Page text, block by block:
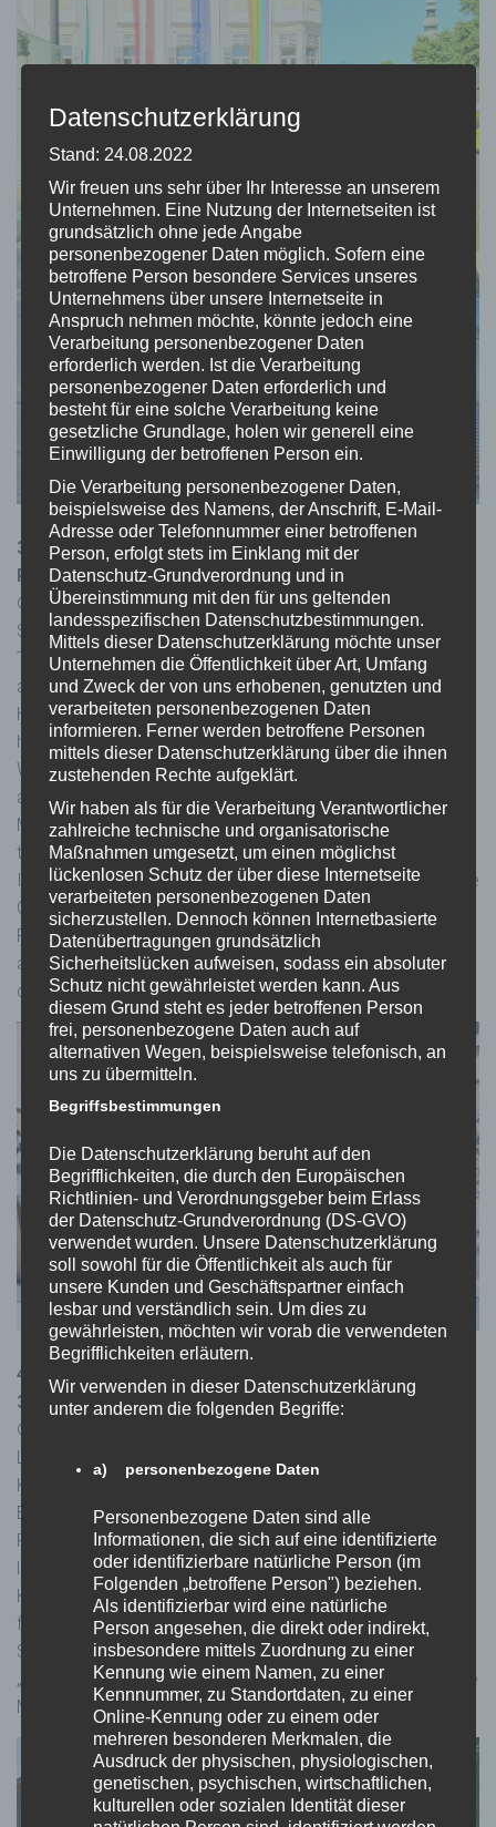
3. Villach zeigt Zivilcourage – 23.7.2021 am
Rathausplatz und am Silbersee
©Stadt Villach – M. Gillner Vzbgm.in Mag.a Gerda
Sandriesser (rechts) und Frauenbeauftragte BA Marie-
Theres Grilltisch,MA setzen sich ein für ein Ende der Gewalt
an Mädchen und Frauen. Vzbgm.in Gerda Sandriesser: „Das
Hinschauen und das Thematisieren dieses leider
hochaktuellen Themas ist die Grundlage für eine Änderung.
Wir als Stadt Villach wollen eine breite Öffentlichkeit
aufmerksam machen, dass Sexismus und Gewalt an
Mädchen und Frauen nicht mehr toleriert werden darf und
tragen auch dafür Sorge, dass es etwa Broschüren und
Infos über Anlaufstellen und Ähnliches gibt. Oft beginnt diese
Gewalt im Kleinen, in Nebensätzen, die sich dann zu einem
Problem entwickeln. Daher ist es besonders wichtig,
aufmerksam zu sein und wir als Stadt Villach unterstützen
diese wichtige Aktion zu hundert Prozent.“
4. St. Kanzian am Klopeinersee zeigt Zivilcourage –
31.7.2021 auf der Seepromenade beim Strandbad
© Gemeinde St. Kanzian am Klopeinersee Vzbgm. Alois
Lach und Frauenreferentin Daniela Kristof, Mag.a Eva
Krainer vom Mädchenzentrum Klagenfurt und Mag.a
Elisabeth Ratschnig von der Frauen- und
Familienberatungsstelle WIFF Völkermarkt (von rechts nach
links) informieren auf der Seepromenade in St. Kanzian am
Klopeinersee. GRin Daniela Kristof: „Mir ist wichtig, Mädchen
frühzeitig zu informieren und einen Beitrag gegen die
Sexualisierung und Gewalt zu leisten“. Vzbgm. Alois Lach:
„Eltern müssen rechtzeitig auf ihre Söhne einwirken, dass sie
Mädchen und Frauen fair behandeln!“
Datenschutzerklärung
Stand: 24.08.2022
Wir freuen uns sehr über Ihr Interesse an unserem
Unternehmen. Eine Nutzung der Internetseiten ist
grundsätzlich ohne jede Angabe
personenbezogener Daten möglich. Sofern eine
betroffene Person besondere Services unseres
Unternehmens über unsere Internetseite in
Anspruch nehmen möchte, könnte jedoch eine
Verarbeitung personenbezogener Daten
erforderlich werden. Ist die Verarbeitung
personenbezogener Daten erforderlich und
besteht für eine solche Verarbeitung keine
gesetzliche Grundlage, holen wir generell eine
Einwilligung der betroffenen Person ein.
Die Verarbeitung personenbezogener Daten,
beispielsweise des Namens, der Anschrift, E-Mail-
Adresse oder Telefonnummer einer betroffenen
Person, erfolgt stets im Einklang mit der
Datenschutz-Grundverordnung und in
Übereinstimmung mit den für uns geltenden
landesspezifischen Datenschutzbestimmungen.
Mittels dieser Datenschutzerklärung möchte unser
Unternehmen die Öffentlichkeit über Art, Umfang
und Zweck der von uns erhobenen, genutzten und
verarbeiteten personenbezogenen Daten
informieren. Ferner werden betroffene Personen
mittels dieser Datenschutzerklärung über die ihnen
zustehenden Rechte aufgeklärt.
Wir haben als für die Verarbeitung Verantwortlicher
zahlreiche technische und organisatorische
Maßnahmen umgesetzt, um einen möglichst
lückenlosen Schutz der über diese Internetseite
verarbeiteten personenbezogenen Daten
sicherzustellen. Dennoch können Internetbasierte
Datenübertragungen grundsätzlich
Sicherheitslücken aufweisen, sodass ein absoluter
Schutz nicht gewährleistet werden kann. Aus
diesem Grund steht es jeder betroffenen Person
frei, personenbezogene Daten auch auf
alternativen Wegen, beispielsweise telefonisch, an
uns zu übermitteln.
Begriffsbestimmungen
Die Datenschutzerklärung beruht auf den
Begrifflichkeiten, die durch den Europäischen
Richtlinien- und Verordnungsgeber beim Erlass
der Datenschutz-Grundverordnung (DS-GVO)
verwendet wurden. Unsere Datenschutzerklärung
soll sowohl für die Öffentlichkeit als auch für
unsere Kunden und Geschäftspartner einfach
lesbar und verständlich sein. Um dies zu
gewährleisten, möchten wir vorab die verwendeten
Begrifflichkeiten erläutern.
Wir verwenden in dieser Datenschutzerklärung
unter anderem die folgenden Begriffe:
a) personenbezogene Daten
Personenbezogene Daten sind alle
Informationen, die sich auf eine identifizierte
oder identifizierbare natürliche Person (im
Folgenden „betroffene Person") beziehen.
Als identifizierbar wird eine natürliche
Person angesehen, die direkt oder indirekt,
insbesondere mittels Zuordnung zu einer
Kennung wie einem Namen, zu einer
Kennnummer, zu Standortdaten, zu einer
Online-Kennung oder zu einem oder
mehreren besonderen Merkmalen, die
Ausdruck der physischen, physiologischen,
genetischen, psychischen, wirtschaftlichen,
kulturellen oder sozialen Identität dieser